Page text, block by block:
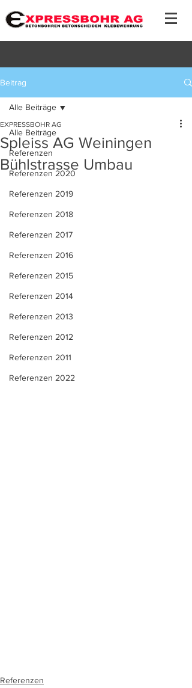
Beitrag
Alle Beiträge
Referenzen
Referenzen 2020
Referenzen 2019
Referenzen 2018
Referenzen 2017
Referenzen 2016
Referenzen 2015
Referenzen 2014
Referenzen 2013
Referenzen 2012
Referenzen 2011
Referenzen 2022
Alle Beiträge
Spleiss AG Weiningen
Bühlstrasse Umbau
EXPRESSBOHR AG
Referenzen